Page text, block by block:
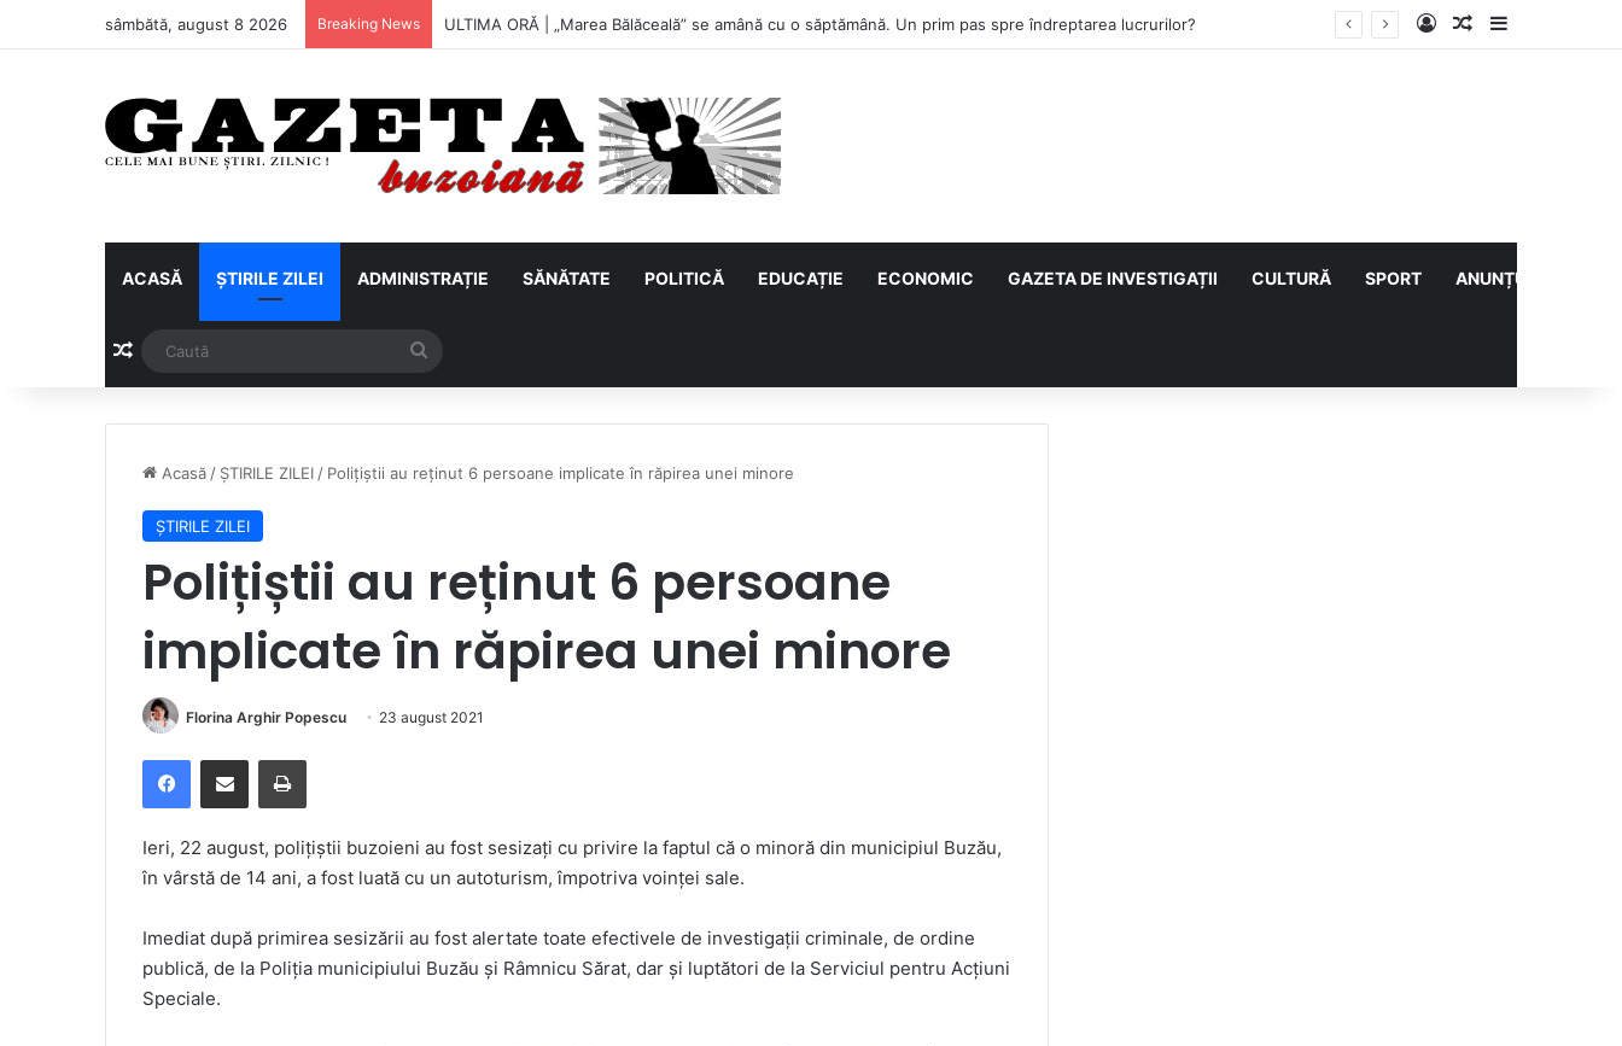
sâmbătă, august 8 2026 Breaking News ULTIMA ORĂ | „Marea Bălăceală” se amână cu o săptămână. Un prim pas spre îndreptarea lucrurilor? Log InArticol aleatoriu
Sidebar
ACASĂ ȘTIRILE ZILEI ADMINISTRAȚIE SĂNĂTATE POLITICĂ EDUCAȚIE ECONOMIC GAZETA DE INVESTIGAȚII CULTURĂ SPORT ANUNȚURI
Articol aleatoriu
Acasă / ȘTIRILE ZILEI / Polițiștii au reținut 6 persoane implicate în răpirea unei minore
ȘTIRILE ZILEI
Polițiștii au reținut 6 persoane
implicate în răpirea unei minore
Florina Arghir Popescu 23 august 2021
FacebookDistribuie prin e-mail Imprimare
Ieri, 22 august, poliţiştii buzoieni au fost sesizaţi cu privire la faptul că o minoră din municipiul Buzău,
în vârstă de 14 ani, a fost luată cu un autoturism, împotriva voinţei sale.
Imediat după primirea sesizării au fost alertate toate efectivele de investigaţii criminale, de ordine
publică, de la Poliţia municipiului Buzău şi Râmnicu Sărat, dar şi luptători de la Serviciul pentru Acţiuni
Speciale.